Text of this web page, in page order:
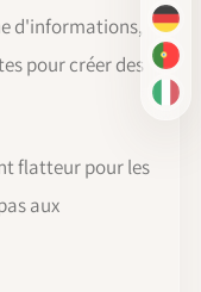
DE
PT-
IT
d'informations,
pour créer des
flatteur pour les
aux